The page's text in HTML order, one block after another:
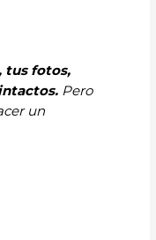
tus fotos,
Pero
un